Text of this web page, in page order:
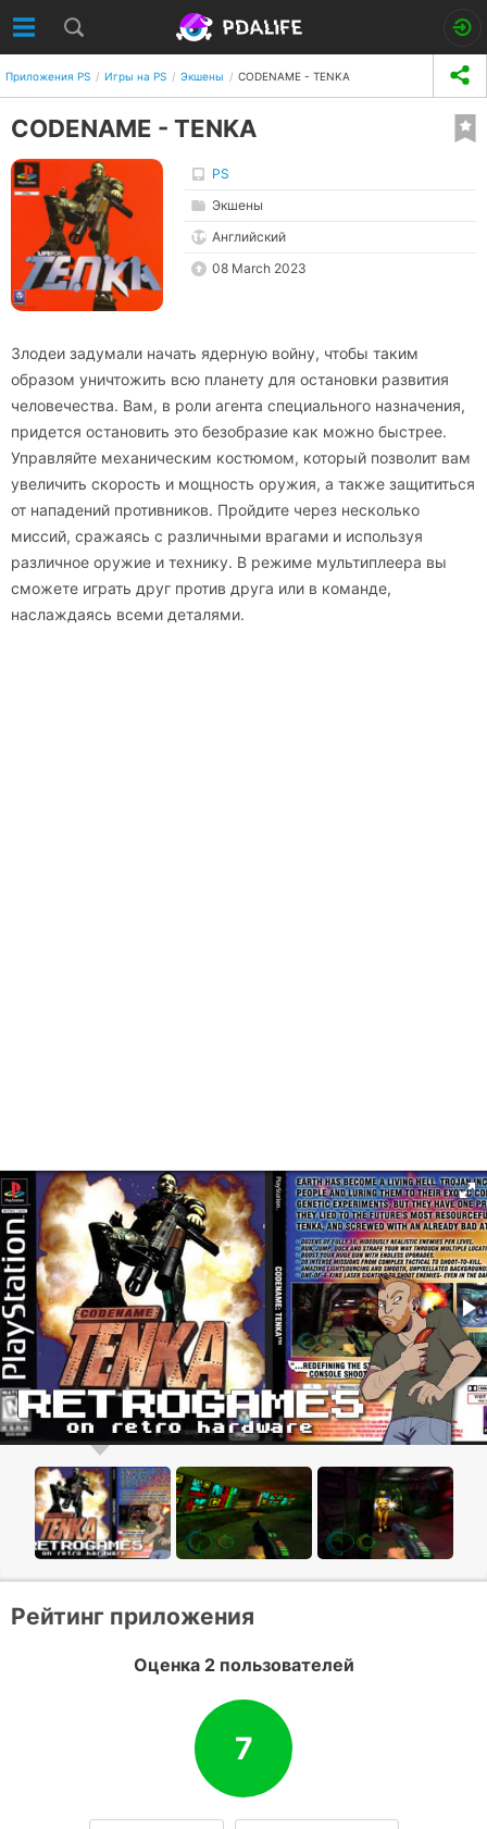
Приложения PS Игры на PS Экшены CODENAME - TENKA
CODENAME - TENKA
PS
Экшены
Английский
08 March 2023
Злодеи задумали начать ядерную войну, чтобы таким
образом уничтожить всю планету для остановки развития
человечества. Вам, в роли агента специального назначения,
придется остановить это безобразие как можно быстрее.
Управляйте механическим костюмом, который позволит вам
увеличить скорость и мощность оружия, а также защититься
от нападений противников. Пройдите через несколько
миссий, сражаясь с различными врагами и используя
различное оружие и технику. В режиме мультиплеера вы
сможете играть друг против друга или в команде,
наслаждаясь всеми деталями.
Рейтинг приложения
Оценка 2 пользователей
7